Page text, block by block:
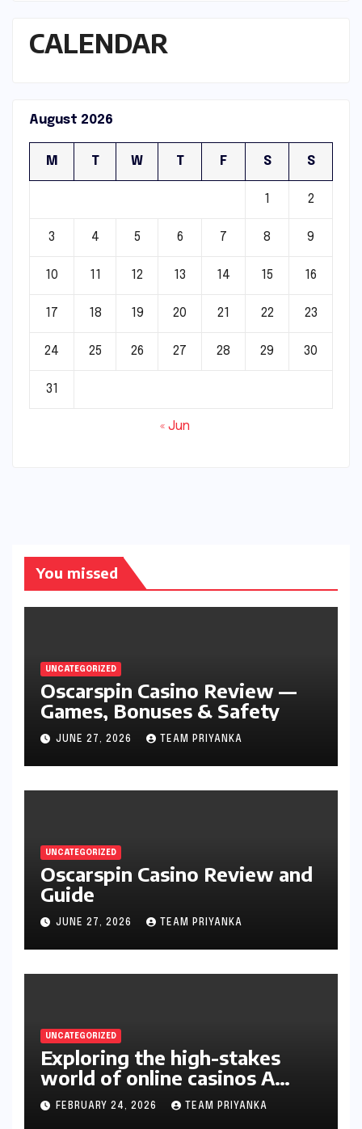
CALENDAR
August 2026
M T W T F S S
1 2
3 4 5 6 7 8 9
10 11 12 13 14 15 16
17 18 19 20 21 22 23
24 25 26 27 28 29 30
31
« Jun
You missed
UNCATEGORIZED
Oscarspin Casino Review —
Games, Bonuses & Safety
JUNE 27, 2026 TEAM PRIYANKA
UNCATEGORIZED
Oscarspin Casino Review and
Guide
JUNE 27, 2026 TEAM PRIYANKA
UNCATEGORIZED
Exploring the high-stakes
world of online casinos A
gambler’s guide
FEBRUARY 24, 2026 TEAM PRIYANKA